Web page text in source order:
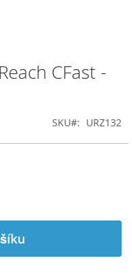
CFast -
SKU URZ132